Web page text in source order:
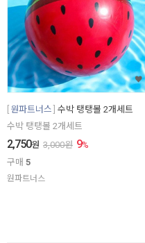
원파트너스 수박 탱탱볼 2개세트
수박 탱탱볼 2개세트
2,750원 3,000원 9%
구매 5
원파트너스